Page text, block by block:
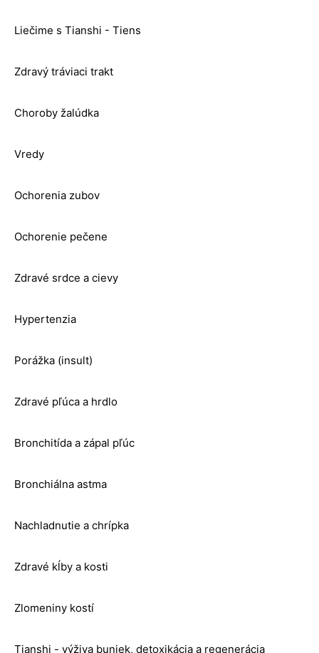
Liečime s Tianshi - Tiens
Zdravý tráviaci trakt
Choroby žalúdka
Vredy
Ochorenia zubov
Ochorenie pečene
Zdravé srdce a cievy
Hypertenzia
Porážka (insult)
Zdravé pľúca a hrdlo
Bronchitída a zápal pľúc
Bronchiálna astma
Nachladnutie a chrípka
Zdravé kĺby a kosti
Zlomeniny kostí
Tianshi - výživa buniek, detoxikácia a regenerácia